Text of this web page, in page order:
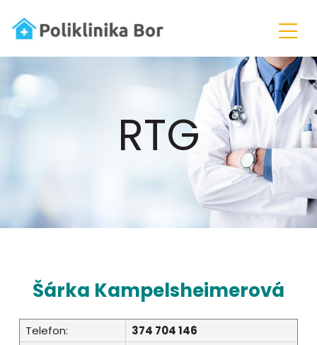
RTG
Šárka Kampelsheimerová
Telefon:
374 704 146